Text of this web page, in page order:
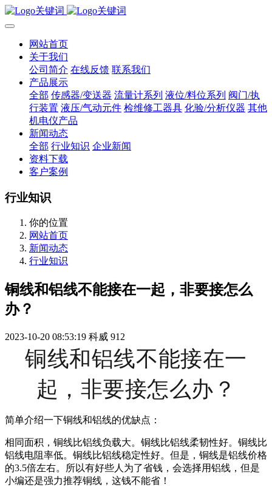
网站首页
关于我们
公司简介 在线反馈 联系我们
产品展示
全部 传感器/变送器 流量计系列 液位/料位系列 阀门/执
行装置 液压/气动元件 检维修工器具 化验/分析仪器 其他
机电仪产品
新闻动态
全部 行业知识 企业新闻
资料下载
客户案例
行业知识
你的位置
网站首页
新闻动态
行业知识
铜线和铝线不能接在一起，非要接怎么
办？
2023-10-20 08:53:19 科威 912
铜线和铝线不能接在一
起，非要接怎么办？
简单介绍一下铜线和铝线的优缺点：
相同面积，铜线比铝线负载大。铜线比铝线柔韧性好。铜线比
铝线电阻率低。铜线比铝线稳定性好。但是，铜线是铝线价格
的3.5倍左右。所以有好些人为了省钱，会选择用铝线，但是
小编还是强力推荐铜线，这钱不能省！